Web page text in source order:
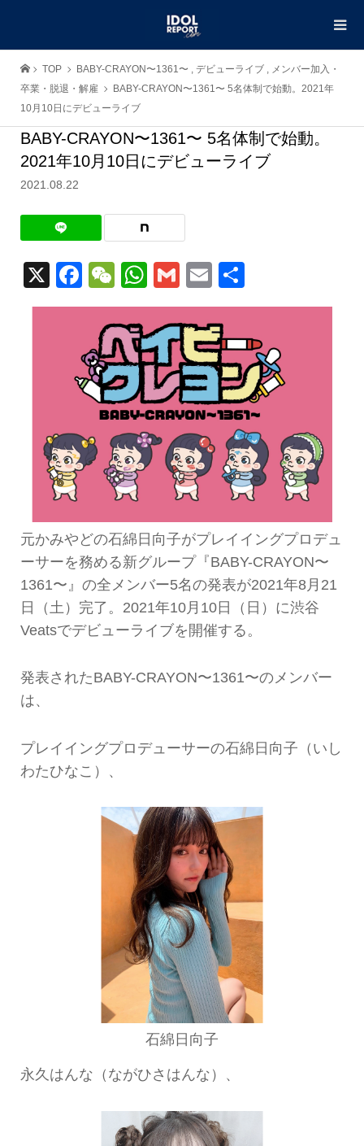
TOP BABY-CRAYON〜1361〜 , デビューライブ , メンバー加入・
卒業・脱退・解雇
BABY-CRAYON〜1361〜 5名体制で始動。2021年
10月10日にデビューライブ
BABY-CRAYON〜1361〜 5名体制で始動。
2021年10月10日にデビューライブ
2021.08.22
X Facebook
WeChat
WhatsApp
GmailEmail
有
元かみやどの石綿日向子がプレイイングプロデュ
ーサーを務める新グループ『BABY-CRAYON〜
1361〜』の全メンバー5名の発表が2021年8月21
日（土）完了。2021年10月10日（日）に渋谷
Veatsでデビューライブを開催する。
発表されたBABY-CRAYON〜1361〜のメンバー
は、
プレイイングプロデューサーの石綿日向子（いし
わたひなこ）、
石綿日向子
永久はんな（ながひさはんな）、